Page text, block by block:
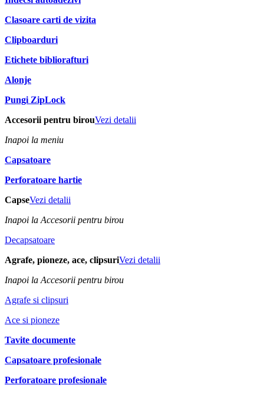
Clasoare carti de vizita
Clipboarduri
Etichete bibliorafturi
Alonje
Pungi ZipLock
Accesorii pentru birouVezi detalii
Inapoi la meniu
Capsatoare
Perforatoare hartie
CapseVezi detalii
Inapoi la Accesorii pentru birou
Decapsatoare
Agrafe, pioneze, ace, clipsuriVezi detalii
Inapoi la Accesorii pentru birou
Agrafe si clipsuri
Ace si pioneze
Tavite documente
Capsatoare profesionale
Perforatoare profesionale